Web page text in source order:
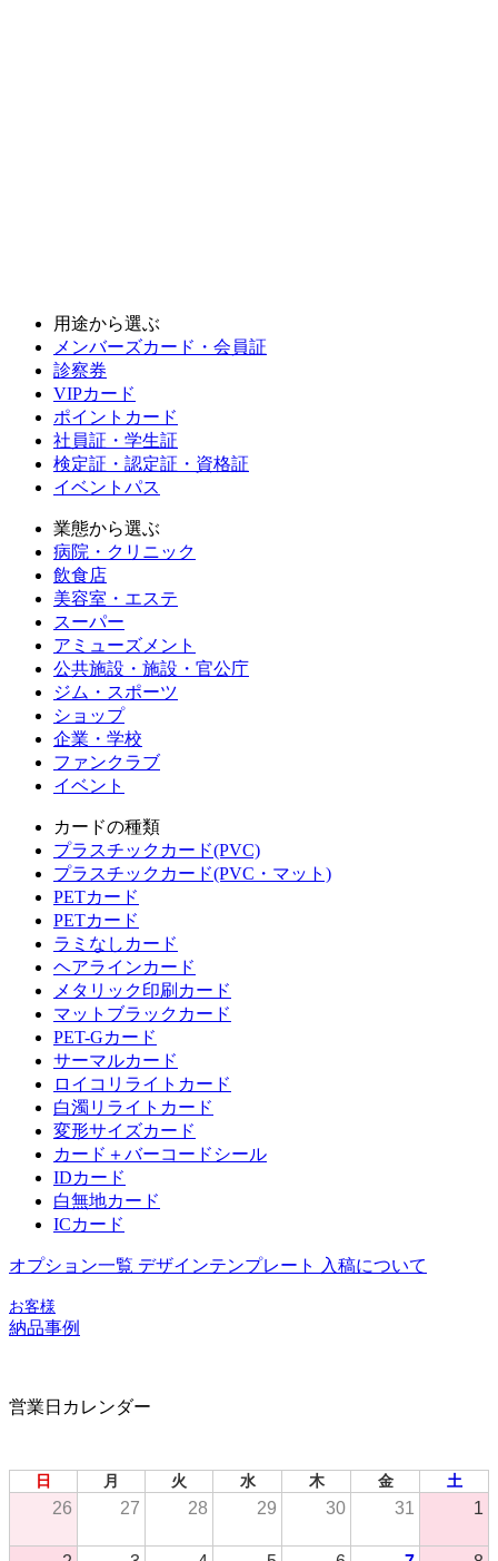
用途から選ぶ
メンバーズカード・会員証
診察券
VIPカード
ポイントカード
社員証・学生証
検定証・認定証・資格証
イベントパス
業態から選ぶ
病院・クリニック
飲食店
美容室・エステ
スーパー
アミューズメント
公共施設・施設・官公庁
ジム・スポーツ
ショップ
企業・学校
ファンクラブ
イベント
カードの種類
プラスチックカード(PVC)
プラスチックカード(PVC・マット)
PETカード
PETカード
ラミなしカード
ヘアラインカード
メタリック印刷カード
マットブラックカード
PET-Gカード
サーマルカード
ロイコリライトカード
白濁リライトカード
変形サイズカード
カード＋バーコードシール
IDカード
白無地カード
ICカード
オプション一覧 デザインテンプレート 入稿について
お客様
納品事例
営業日カレンダー
日 月 火 水 木 金 土
26 27 28 29 30 31 1